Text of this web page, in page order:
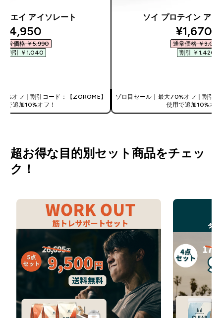
エイ アイソレート
discounted price
¥4,950‎
通常価格 ￥5,990‎
割引 ￥1,040‎
オフ｜割引コード：【ZOROME】
で追加10%オフ！
ソイ プロテイン アイ
¥1,670‎
通常価格 ￥3,090‎
割引 ￥1,420‎
ゾロ目セール｜最大70%オフ｜割引
使用で追加10%オ
超お得な目的別セット商品をチェッ
ク！